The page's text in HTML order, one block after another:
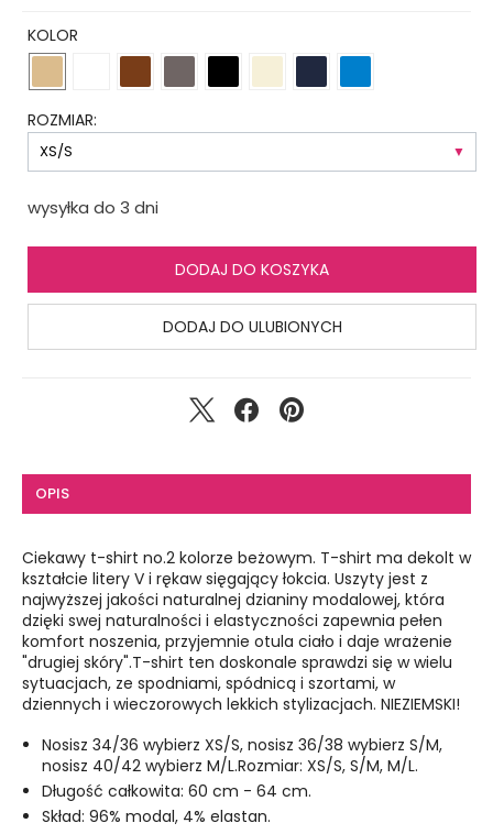
KOLOR
ROZMIAR:
wysyłka do 3 dni
DODAJ DO KOSZYKA
DODAJ DO ULUBIONYCH
OPIS
Ciekawy t-shirt no.2 kolorze beżowym. T-shirt ma dekolt w
kształcie litery V i rękaw sięgający łokcia. Uszyty jest z
najwyższej jakości naturalnej dzianiny modalowej, która
dzięki swej naturalności i elastyczności zapewnia pełen
komfort noszenia, przyjemnie otula ciało i daje wrażenie
"drugiej skóry".T-shirt ten doskonale sprawdzi się w wielu
sytuacjach, ze spodniami, spódnicą i szortami, w
dziennych i wieczorowych lekkich stylizacjach. NIEZIEMSKI!
Nosisz 34/36 wybierz XS/S, nosisz 36/38 wybierz S/M,
nosisz 40/42 wybierz M/L.Rozmiar: XS/S, S/M, M/L.
Długość całkowita: 60 cm - 64 cm.
Skład: 96% modal, 4% elastan.